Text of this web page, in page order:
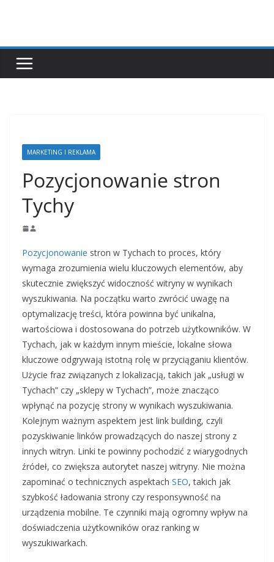
MARKETING I REKLAMA
Pozycjonowanie stron
Tychy
Pozycjonowanie stron w Tychach to proces, który
wymaga zrozumienia wielu kluczowych elementów, aby
skutecznie zwiększyć widoczność witryny w wynikach
wyszukiwania. Na początku warto zwrócić uwagę na
optymalizację treści, która powinna być unikalna,
wartościowa i dostosowana do potrzeb użytkowników. W
Tychach, jak w każdym innym mieście, lokalne słowa
kluczowe odgrywają istotną rolę w przyciąganiu klientów.
Użycie fraz związanych z lokalizacją, takich jak „usługi w
Tychach” czy „sklepy w Tychach”, może znacząco
wpłynąć na pozycję strony w wynikach wyszukiwania.
Kolejnym ważnym aspektem jest link building, czyli
pozyskiwanie linków prowadzących do naszej strony z
innych witryn. Linki te powinny pochodzić z wiarygodnych
źródeł, co zwiększa autorytet naszej witryny. Nie można
zapominać o technicznych aspektach SEO, takich jak
szybkość ładowania strony czy responsywność na
urządzenia mobilne. Te czynniki mają ogromny wpływ na
doświadczenia użytkowników oraz ranking w
wyszukiwarkach.